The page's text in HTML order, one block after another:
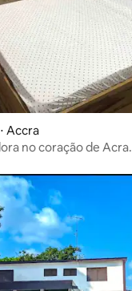
Accra
no coração de Acra.